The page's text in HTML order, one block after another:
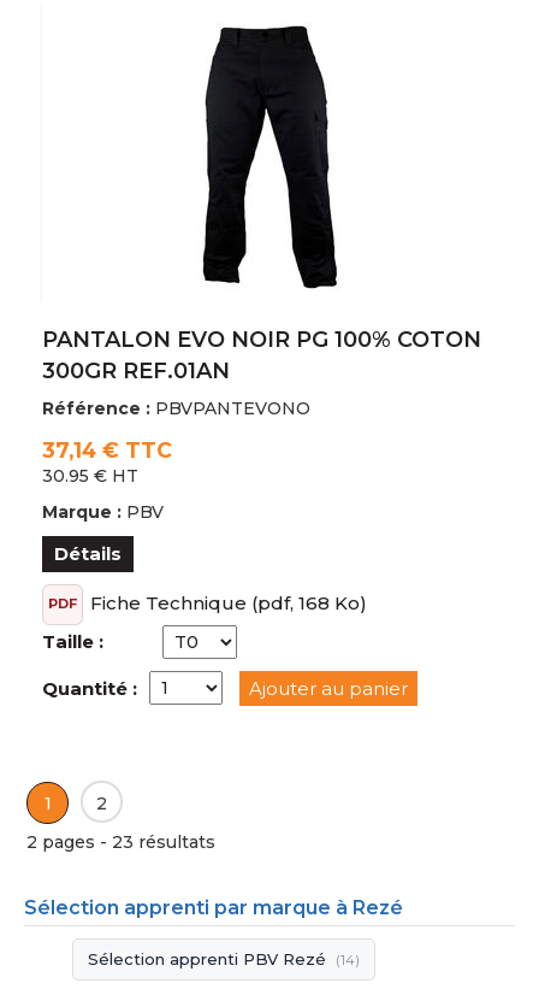
PANTALON EVO NOIR PG 100% COTON
300GR REF.01AN
Référence : PBVPANTEVONO
37,14 € TTC
30.95 € HT
Marque : PBV
Détails
PDF Fiche Technique (pdf, 168 Ko)
Taille :
Quantité : Ajouter au panier
1
2
2 pages - 23 résultats
Sélection apprenti par marque à Rezé
Sélection apprenti PBV Rezé (14)